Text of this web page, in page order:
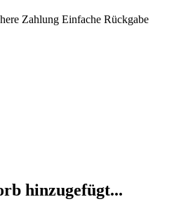
Zahlung Einfache Rückgabe
hinzugefügt...